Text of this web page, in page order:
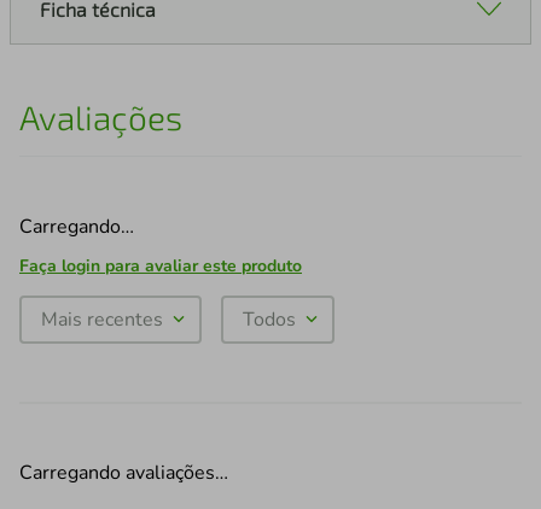
Ficha técnica
Avaliações
Carregando…
Faça login para avaliar este produto
Mais recentes Todos
Carregando avaliações…